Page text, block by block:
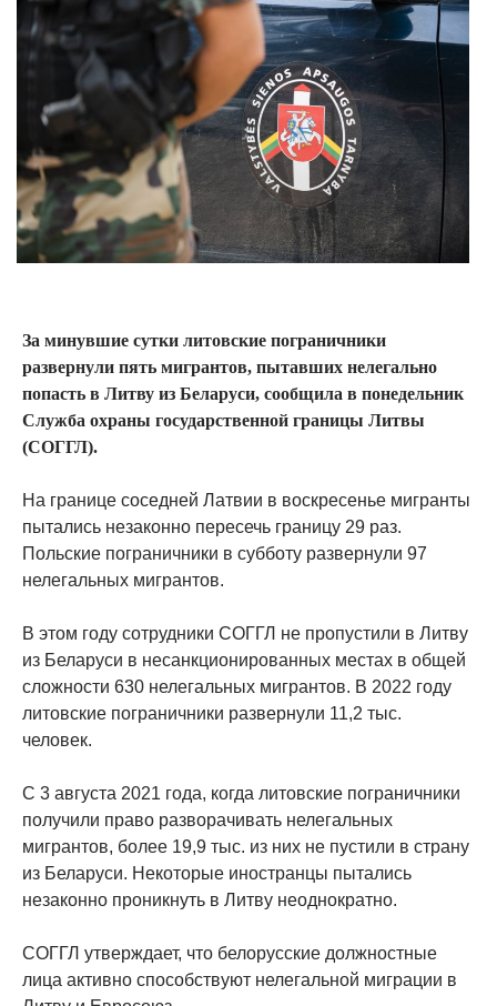
За минувшие сутки литовские пограничники
развернули пять мигрантов, пытавших нелегально
попасть в Литву из Беларуси, сообщила в понедельник
Служба охраны государственной границы Литвы
(СОГГЛ).
На границе соседней Латвии в воскресенье мигранты
пытались незаконно пересечь границу 29 раз.
Польские пограничники в субботу развернули 97
нелегальных мигрантов.
В этом году сотрудники СОГГЛ не пропустили в Литву
из Беларуси в несанкционированных местах в общей
сложности 630 нелегальных мигрантов. В 2022 году
литовские пограничники развернули 11,2 тыс.
человек.
С 3 августа 2021 года, когда литовские пограничники
получили право разворачивать нелегальных
мигрантов, более 19,9 тыс. из них не пустили в страну
из Беларуси. Некоторые иностранцы пытались
незаконно проникнуть в Литву неоднократно.
СОГГЛ утверждает, что белорусские должностные
лица активно способствуют нелегальной миграции в